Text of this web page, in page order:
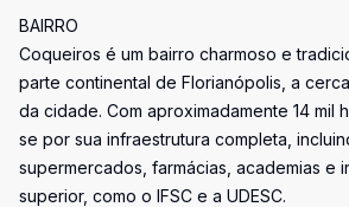
BAIRRO
Coqueiros é um bairro charmoso e
parte continental de Florianópolis, a
da cidade. Com aproximadamente 14 mil
se por sua infraestrutura completa,
supermercados, farmácias, academias e
superior, como o IFSC e a UDESC.